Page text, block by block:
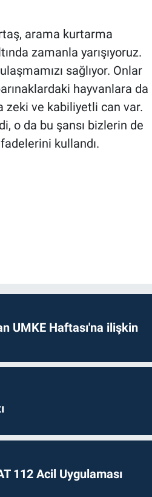
arama kurtarma
zamanla yarışıyoruz.
sağlıyor. Onlar
hayvanlara da
zeki ve kabiliyetli can var.
o da bu şansı bizlerin de
kullandı.
UMKE Haftası'na ilişkin
112 Acil Uygulaması